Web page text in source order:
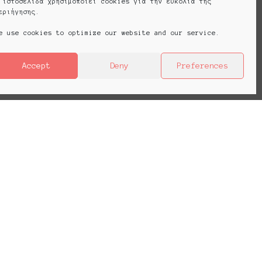
use cookies to optimize our website and our service.
Accept Deny Preferences